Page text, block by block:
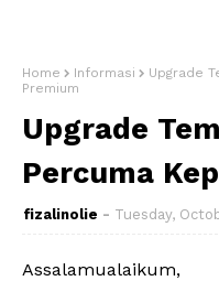
Home Informasi
Upgrade
Premium
Upgrade
Percuma
fizalinolie Tuesday,
Assalamualaikum,